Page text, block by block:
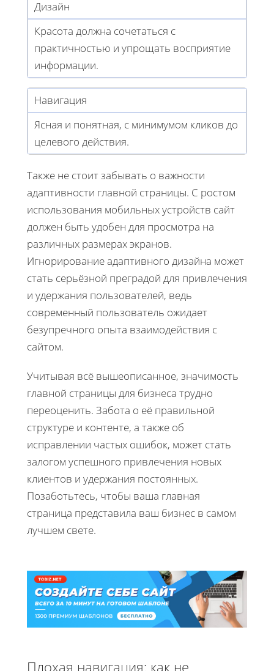
Дизайн
Красота должна сочетаться с
практичностью и упрощать восприятие
информации.
Навигация
Ясная и понятная, с минимумом кликов до
целевого действия.
Также не стоит забывать о важности
адаптивности главной страницы. С ростом
использования мобильных устройств сайт
должен быть удобен для просмотра на
различных размерах экранов.
Игнорирование адаптивного дизайна может
стать серьёзной преградой для привлечения
и удержания пользователей, ведь
современный пользователь ожидает
безупречного опыта взаимодействия с
сайтом.
Учитывая всё вышеописанное, значимость
главной страницы для бизнеса трудно
переоценить. Забота о её правильной
структуре и контенте, а также об
исправлении частых ошибок, может стать
залогом успешного привлечения новых
клиентов и удержания постоянных.
Позаботьтесь, чтобы ваша главная
страница представила ваш бизнес в самом
лучшем свете.
Плохая навигация: как не